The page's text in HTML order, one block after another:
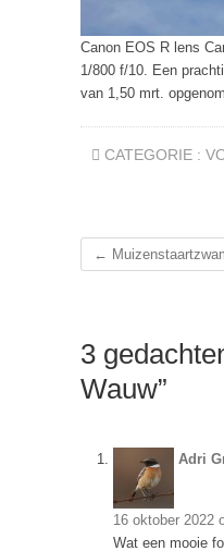
Canon EOS R lens
1/800 f/10. Een
van 1,50 mrt.
CATEGORIE :
←
3
Wauw”
Adri
16 oktober 2022
Wat een mooie